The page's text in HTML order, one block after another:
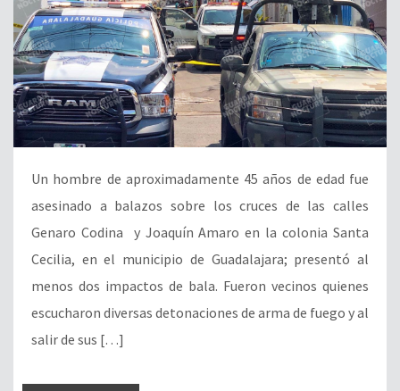
Un hombre de aproximadamente 45 años de edad fue
asesinado a balazos sobre los cruces de las calles
Genaro Codina y Joaquín Amaro en la colonia Santa
Cecilia, en el municipio de Guadalajara; presentó al
menos dos impactos de bala. Fueron vecinos quienes
escucharon diversas detonaciones de arma de fuego y al
salir de sus […]